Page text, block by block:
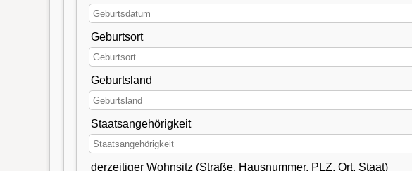
Geburtsort
Geburtsland
Staatsangehörigkeit
derzeitiger Wohnsitz (Straße, Hausnummer, PLZ, Ort, Staat)